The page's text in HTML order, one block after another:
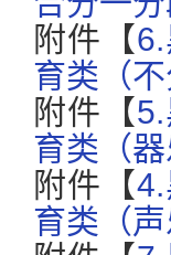
附件【
育类（
附件【
育类（
附件【
育类（